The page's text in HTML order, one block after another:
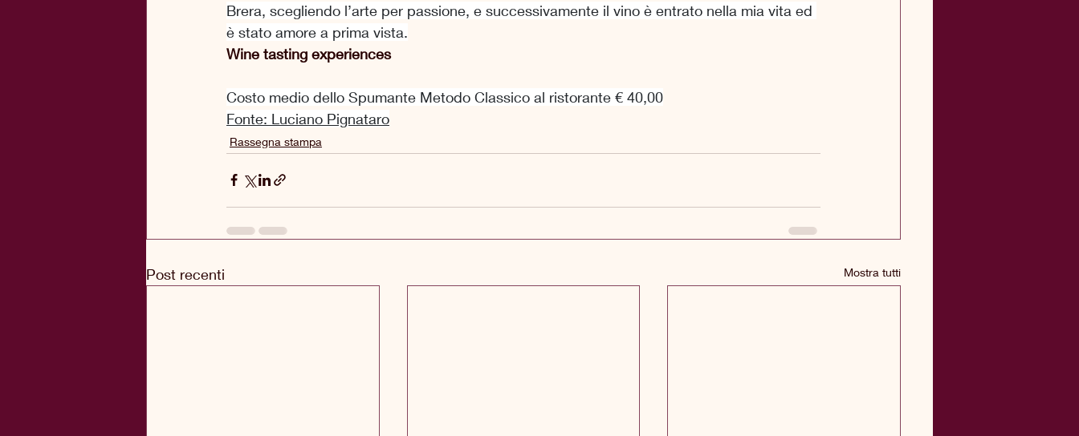
Brera, scegliendo l’arte per passione, e successivamente il vino è entrato nella mia vita ed
è stato amore a prima vista.
Wine tasting experiences
Costo medio dello Spumante Metodo Classico al ristorante € 40,00
Fonte: Luciano Pignataro
Rassegna stampa
Post recenti Mostra tutti